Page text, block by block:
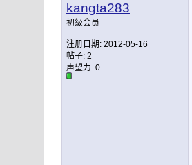
kangta283
初级会员
注册日期: 2012-05-16
帖子: 2
声望力: 0